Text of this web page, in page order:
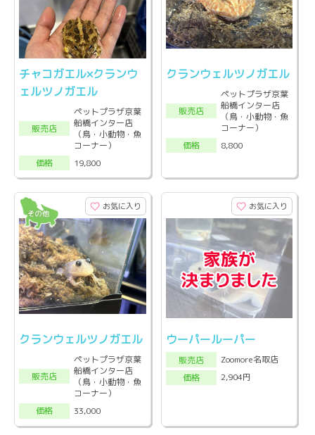
チャコガエル×クランウ
ェルツノガエル
販売店
ペットプラザ京葉
船橋インター店
（鳥・小動物・魚
コーナー）
価格
19,800
クランウェルツノガエル
販売店
ペットプラザ京葉
船橋インター店
（鳥・小動物・魚
コーナー）
価格
8,800
お気に入り
クランウェルツノガエル
販売店
ペットプラザ京葉
船橋インター店
（鳥・小動物・魚
コーナー）
価格
33,000
お気に入り
ウーパールーパー
販売店
Zoomore名取店
価格
2,904円